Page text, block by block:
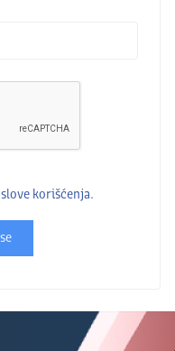
korišćenja.